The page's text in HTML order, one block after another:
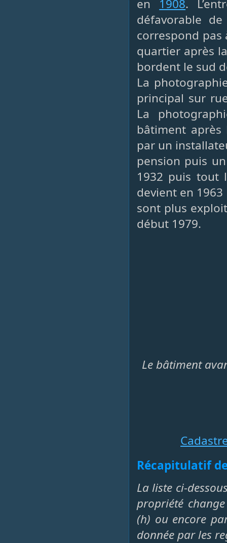
en 1908.
défavorable
correspond pas
quartier après
bordent le sud
La
principal sur
La
bâtiment après
par un
pension puis
1932 puis tout
devient en
sont plus
début 1979.
Le bâtiment
Récapitulatif
La liste ci-
propriété
(h) ou encore
donnée par les